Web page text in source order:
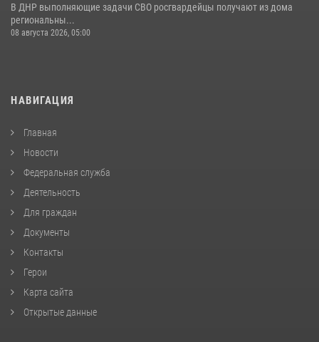
В ДНР выполняющие задачи СВО росгвардейцы получают из дома
региональны...
08 августа 2026, 05:00
НАВИГАЦИЯ
Главная
Новости
Федеральная служба
Деятельность
Для граждан
Документы
Контакты
Герои
Карта сайта
Открытые данные